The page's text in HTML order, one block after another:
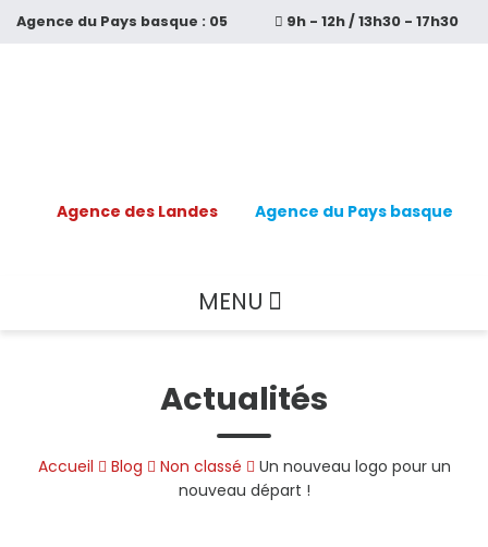
AllerAgence du Pays basque : 05 9h - 12h / 13h30 - 17h30
Agence des Landes Agence du Pays basque
MENU
Actualités
Accueil Blog Non classé
Un nouveau logo pour un
nouveau départ !